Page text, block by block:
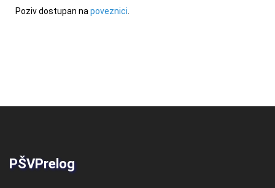
Poziv dostupan napoveznici.
PŠVPrelog